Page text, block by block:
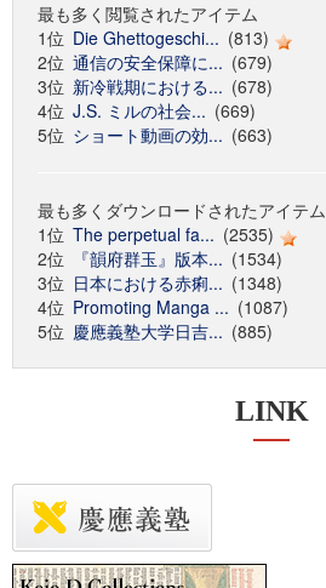
最も多く閲覧されたアイテム
1位 Die Ghettogeschi... (813)
2位 通信の安全保障に... (679)
3位 新冷戦期における... (678)
4位 J.S. ミルの社会... (669)
5位 ショート動画の効... (663)
最も多くダウンロードされたアイテム
1位 The perpetual fa... (2535)
2位
『韻府群玉』版本... (1534)
3位 日本における赤痢... (1348)
4位 Promoting Manga ... (1087)
5位 慶應義塾大学日吉... (885)
LINK